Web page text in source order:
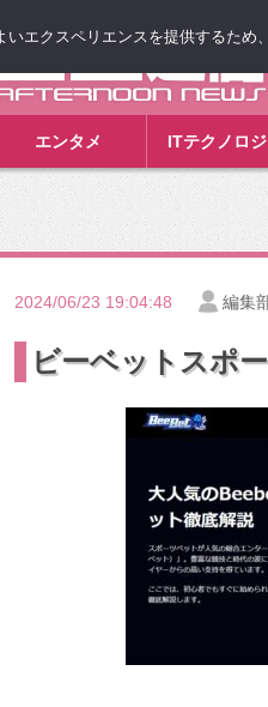
エンタメ ITテクノロ
2024/06/23 19:04:48 編集
ビーベットスポ
いエクスペリエンスを提供するた